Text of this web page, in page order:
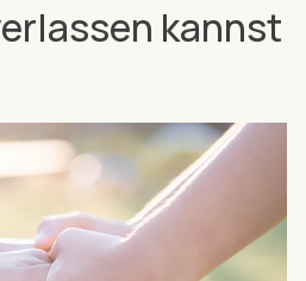
kannst